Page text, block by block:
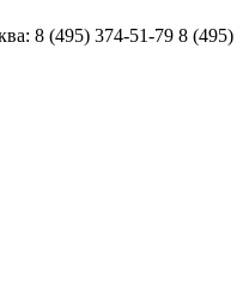
374-51-79 8 (495)